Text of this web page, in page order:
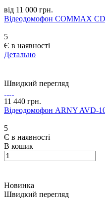
від 11 000 грн.
Відеодомофон COMMAX
5
Є в наявності
Детально
Швидкий перегляд
11 440 грн.
Відеодомофон ARNY AVD-
5
Є в наявності
В кошик
Новинка
Швидкий перегляд